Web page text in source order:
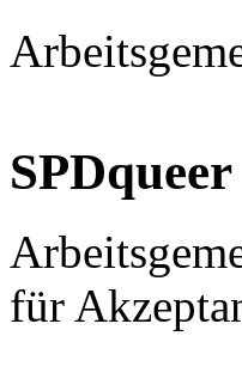
SPDqueer
für